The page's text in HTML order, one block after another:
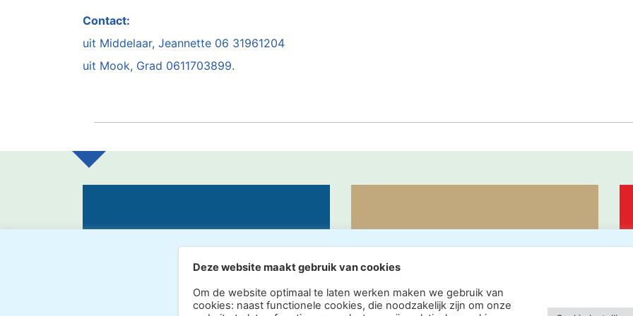
Contact:
uit Middelaar, Jeannette 06 31961204
uit Mook, Grad 0611703899.
MEER INFORMATIE ACTUEEL
Deze website maakt gebruik van cookies
Om de website optimaal te laten werken maken we gebruik van
cookies: naast functionele cookies, die noodzakelijk zijn om onze